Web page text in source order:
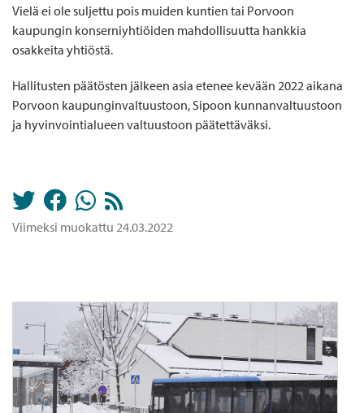
Vielä ei ole suljettu pois muiden kuntien tai Porvoon
kaupungin konserniyhtiöiden mahdollisuutta hankkia
osakkeita yhtiöstä.
Hallitusten päätösten jälkeen asia etenee kevään 2022 aikana
Porvoon kaupunginvaltuustoon, Sipoon kunnanvaltuustoon
ja hyvinvointialueen valtuustoon päätettäväksi.
Viimeksi muokattu 24.03.2022